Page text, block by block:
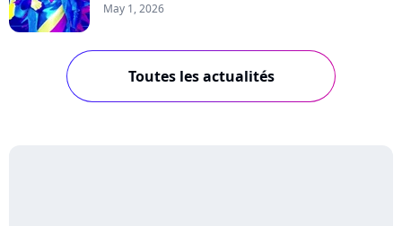
May 1, 2026
Toutes les actualités